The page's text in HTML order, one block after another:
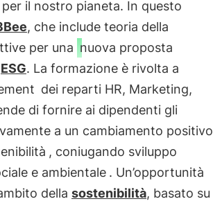
il nostro pianeta. In questo
, che include teoria della
per una nuova proposta
ESG. La formazione è rivolta a
dei reparti HR, Marketing,
di fornire ai dipendenti gli
a un cambiamento positivo
, coniugando sviluppo
e ambientale . Un’opportunità
della sostenibilità, basato su